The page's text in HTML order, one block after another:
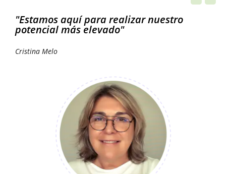
"Estamos aquí para realizar nuestro
potencial más elevado"
Cristina Melo